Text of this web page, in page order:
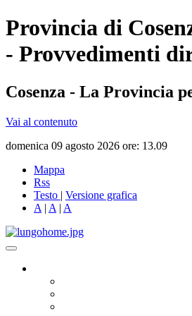
Provincia di
- Provvedimenti
Cosenza - La Provincia
Vai al contenuto
domenica 09 agosto 2026 ore: 13.09
Mappa
Rss
Testo | Versione grafica
A | A | A